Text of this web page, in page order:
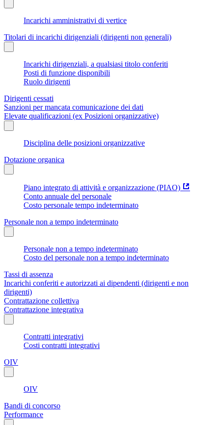
Incarichi amministrativi di vertice
Titolari di incarichi dirigenziali (dirigenti non generali)
Incarichi dirigenziali, a qualsiasi titolo conferiti
Posti di funzione disponibili
Ruolo dirigenti
Dirigenti cessati
Sanzioni per mancata comunicazione dei dati
Elevate qualificazioni (ex Posizioni organizzative)
Disciplina delle posizioni organizzative
Dotazione organica
Piano integrato di attività e organizzazione (PIAO)
Conto annuale del personale
Costo personale tempo indeterminato
Personale non a tempo indeterminato
Personale non a tempo indeterminato
Costo del personale non a tempo indeterminato
Tassi di assenza
Incarichi conferiti e autorizzati ai dipendenti (dirigenti e non
dirigenti)
Contrattazione collettiva
Contrattazione integrativa
Contratti integrativi
Costi contratti integrativi
OIV
OIV
Bandi di concorso
Performance